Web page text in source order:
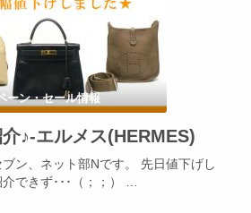
ーン・セール情報
♪-エルメス(HERMES)
ン、ネット部Nです。 先日値下げし
できず･･･（；；） …